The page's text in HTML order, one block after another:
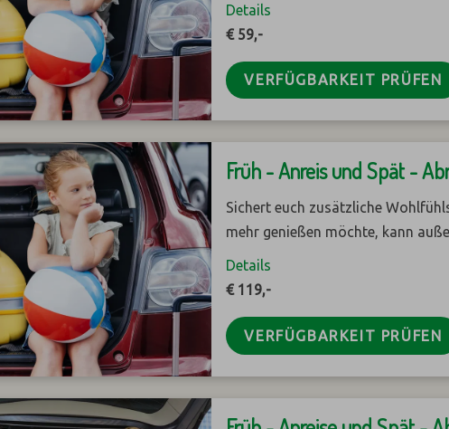
Details
€ 59,-
VERFÜGBARKEIT PRÜFEN
Früh - Anreis und Spät -
Sichert euch zusätzliche
mehr genießen möchte, kann
Details
€ 119,-
VERFÜGBARKEIT PRÜFEN